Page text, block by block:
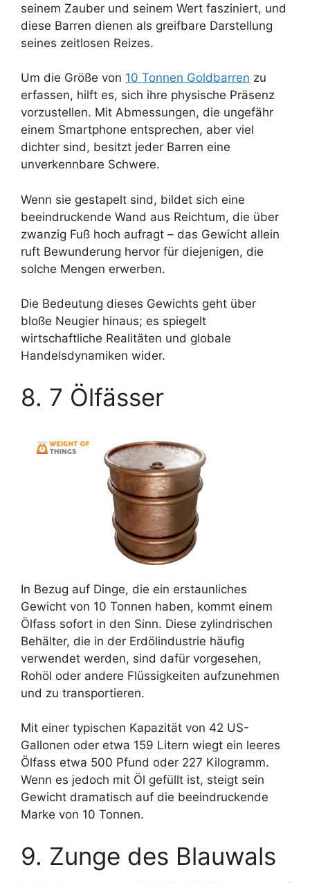
seinem Zauber und seinem Wert fasziniert, und
diese Barren dienen als greifbare Darstellung
seines zeitlosen Reizes.
Um die Größe von 10 Tonnen Goldbarren zu
erfassen, hilft es, sich ihre physische Präsenz
vorzustellen. Mit Abmessungen, die ungefähr
einem Smartphone entsprechen, aber viel
dichter sind, besitzt jeder Barren eine
unverkennbare Schwere.
Wenn sie gestapelt sind, bildet sich eine
beeindruckende Wand aus Reichtum, die über
zwanzig Fuß hoch aufragt – das Gewicht allein
ruft Bewunderung hervor für diejenigen, die
solche Mengen erwerben.
Die Bedeutung dieses Gewichts geht über
bloße Neugier hinaus; es spiegelt
wirtschaftliche Realitäten und globale
Handelsdynamiken wider.
8. 7 Ölfässer
In Bezug auf Dinge, die ein erstaunliches
Gewicht von 10 Tonnen haben, kommt einem
Ölfass sofort in den Sinn. Diese zylindrischen
Behälter, die in der Erdölindustrie häufig
verwendet werden, sind dafür vorgesehen,
Rohöl oder andere Flüssigkeiten aufzunehmen
und zu transportieren.
Mit einer typischen Kapazität von 42 US-
Gallonen oder etwa 159 Litern wiegt ein leeres
Ölfass etwa 500 Pfund oder 227 Kilogramm.
Wenn es jedoch mit Öl gefüllt ist, steigt sein
Gewicht dramatisch auf die beeindruckende
Marke von 10 Tonnen.
9. Zunge des Blauwals